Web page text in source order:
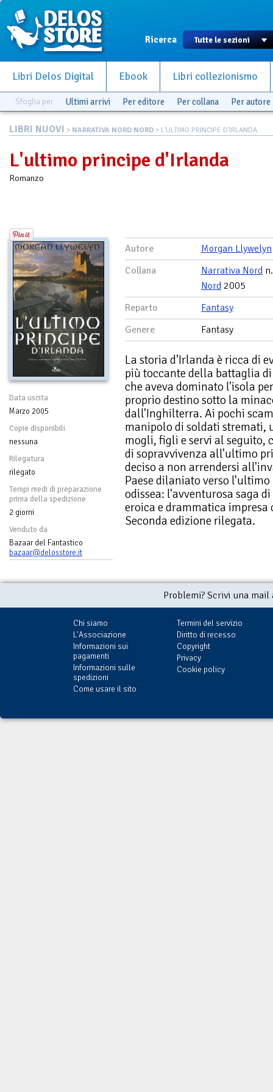
Ricerca
Libri Delos Digital Ebook Libri collezionismo
Sfoglia per Ultimi arrivi Per editore Per collana Per autore
LIBRI NUOVI > NARRATIVA NORD NORD > L'ULTIMO PRINCIPE D'IRLANDA
L'ultimo principe d'Irlanda
Romanzo
Data uscita
Marzo 2005
Copie disponibili
nessuna
Rilegatura
rilegato
Tempi medi di preparazione
prima della spedizione
2 giorni
Venduto da
Bazaar del Fantastico
bazaar@delosstore.it
Autore
Morgan Llywelyn
Collana
Narrativa Nord
Nord 2005
Reparto
Fantasy
Genere
Fantasy
La storia d'Irlanda è ricca di
più toccante della battaglia
che aveva dominato l'isola
proprio destino sotto la
dall'Inghilterra. Ai pochi
manipolo di soldati
mogli, figli e servi al seguito,
di sopravvivenza all'ultimo
deciso a non arrendersi
Paese dilaniato verso
odissea: l'avventurosa saga
eroica e drammatica
Seconda edizione rilegata.
Problemi? Scrivi una
Chi siamo
L'Associazione
Informazioni sui
pagamenti
Informazioni sulle
spedizioni
Come usare il sito
Termini del servizio
Diritto di recesso
Copyright
Privacy
Cookie policy